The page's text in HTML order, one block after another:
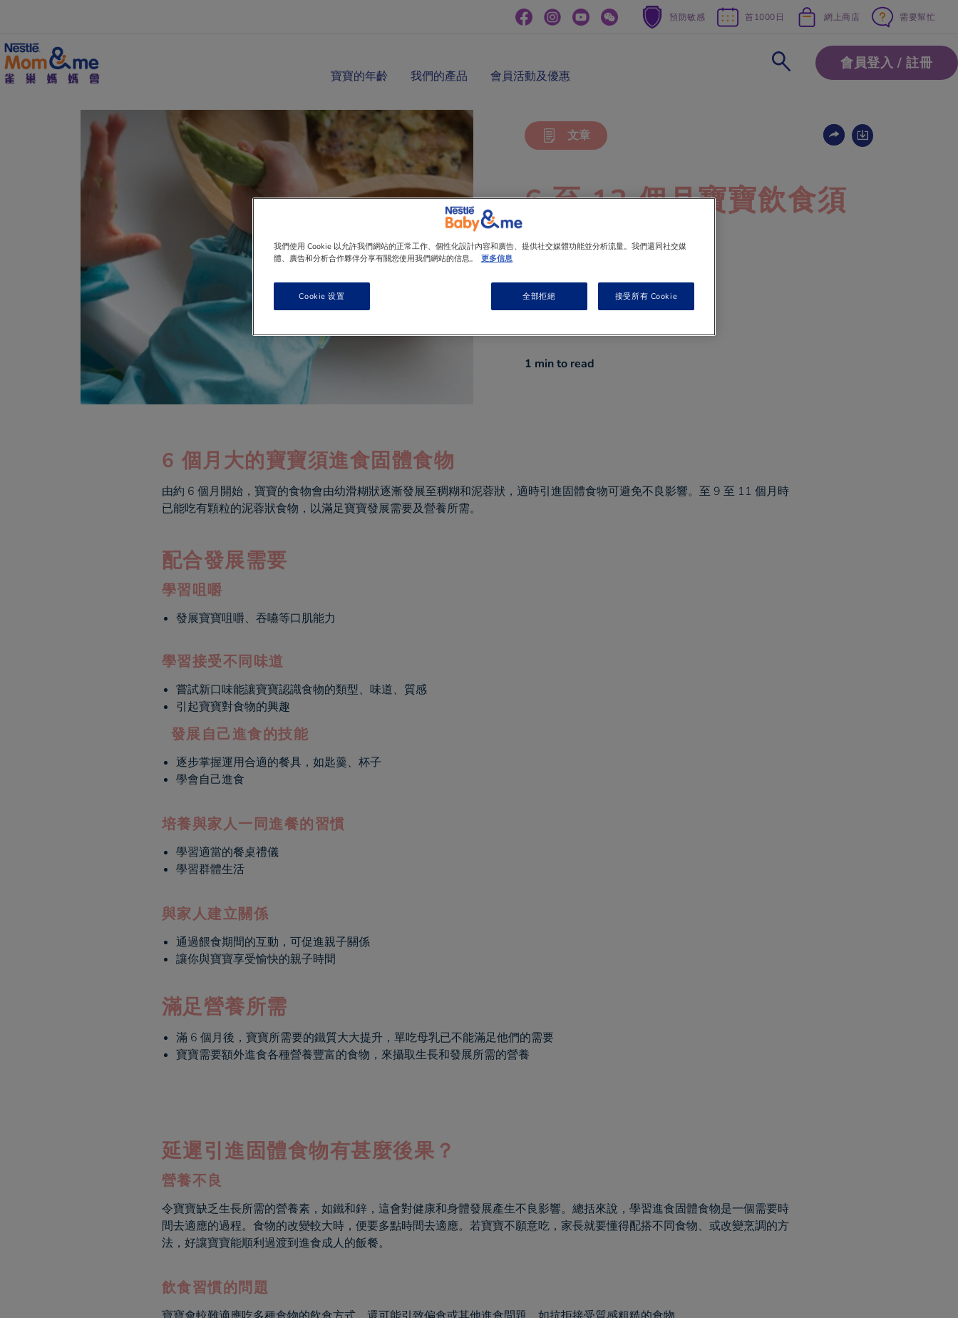
主
內
容
預防敏感 首1000日 網上商店 需要幫忙
寶寶的年齡 我們的產品
會員活動及優惠
會員登入 / 註冊
文章
6 至 12 個月寶寶飲食須
知
1 minto read
6 個月大的寶寶須進食固體食物
由約 6 個月開始，寶寶的食物會由幼滑糊狀逐漸發展至稠糊和泥蓉狀，適時引進固體食物可避免不良影響。至 9 至 11 個月時
已能吃有顆粒的泥蓉狀食物，以滿足寶寶發展需要及營養所需。
配合發展需要
學習咀嚼
發展寶寶咀嚼、吞嚥等口肌能力
學習接受不同味道
嘗試新口味能讓寶寶認識食物的類型、味道、質感
引起寶寶對食物的興趣
發展自己進食的技能
逐步掌握運用合適的餐具，如匙羹、杯子
學會自己進食
培養與家人一同進餐的習慣
學習適當的餐桌禮儀
學習群體生活
與家人建立關係
通過餵食期間的互動，可促進親子關係
讓你與寶寶享受愉快的親子時間
滿足營養所需
滿 6 個月後，寶寶所需要的鐵質大大提升，單吃母乳已不能滿足他們的需要
寶寶需要額外進食各種營養豐富的食物，來攝取生長和發展所需的營養
延遲引進固體食物有甚麼後果？
營養不良
令寶寶缺乏生長所需的營養素，如鐵和鋅，這會對健康和身體發展產生不良影響。總括來說，學習進食固體食物是一個需要時
間去適應的過程。食物的改變較大時，便要多點時間去適應。若寶寶不願意吃，家長就要懂得配搭不同食物、或改變烹調的方
法，好讓寶寶能順利過渡到進食成人的飯餐。
飲食習慣的問題
我們使用 Cookie 以允許我們網站的正常工作、個性化設計內容和廣告、提供社交媒體功能並分析流量。我們還同社交媒
體、廣告和分析合作夥伴分享有關您使用我們網站的信息。
更多信息
全部拒絕 接受所有 Cookie
Cookie 设置